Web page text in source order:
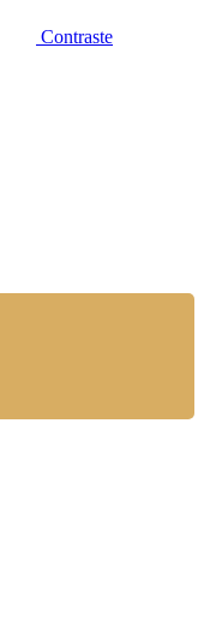
Contraste